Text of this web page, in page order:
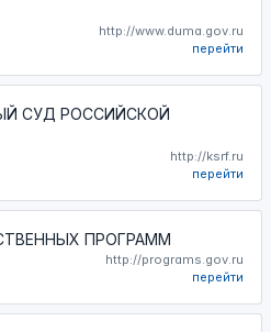
http://www.duma.gov.ru
перейти
СУД РОССИЙСКОЙ
http://ksrf.ru
перейти
ПРОГРАММ
http://programs.gov.ru
перейти